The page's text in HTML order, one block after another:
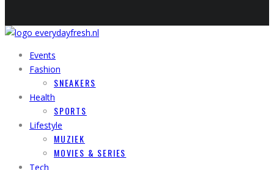
Events
Fashion
SNEAKERS
Health
SPORTS
Lifestyle
MUZIEK
MOVIES & SERIES
Tech